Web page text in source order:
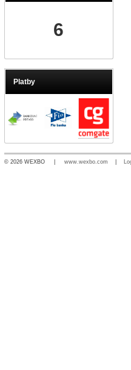
6
Platby
© 2026 WEXBO | www.wexbo.com